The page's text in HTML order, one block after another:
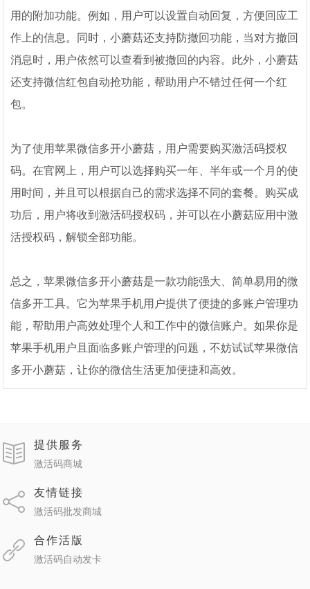
用的附加功能。例如，用户可以设置自动回复，方便回应工
作上的信息。同时，小蘑菇还支持防撤回功能，当对方撤回
消息时，用户依然可以查看到被撤回的内容。此外，小蘑菇
还支持微信红包自动抢功能，帮助用户不错过任何一个红
包。
为了使用苹果微信多开小蘑菇，用户需要购买激活码授权
码。在官网上，用户可以选择购买一年、半年或一个月的使
用时间，并且可以根据自己的需求选择不同的套餐。购买成
功后，用户将收到激活码授权码，并可以在小蘑菇应用中激
活授权码，解锁全部功能。
总之，苹果微信多开小蘑菇是一款功能强大、简单易用的微
信多开工具。它为苹果手机用户提供了便捷的多账户管理功
能，帮助用户高效处理个人和工作中的微信账户。如果你是
苹果手机用户且面临多账户管理的问题，不妨试试苹果微信
多开小蘑菇，让你的微信生活更加便捷和高效。
提供服务
激活码商城
友情链接
激活码批发商城
合作活版
激活码自动发卡